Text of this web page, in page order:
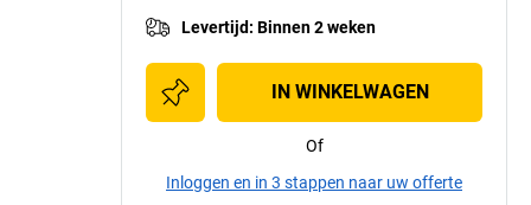
Levertijd: Binnen 2 weken
IN WINKELWAGEN
Of
Inloggen en in 3 stappen naar uw offerte